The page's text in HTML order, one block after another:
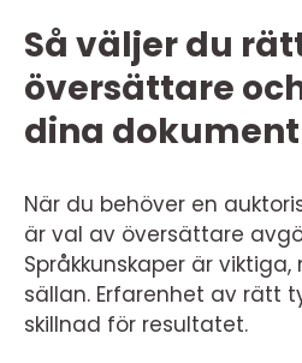
Så väljer du
översättare
dina dokument
När du behöver en
är val av översättare
Språkkunskaper är
sällan. Erfarenhet av rätt
skillnad för resultatet.